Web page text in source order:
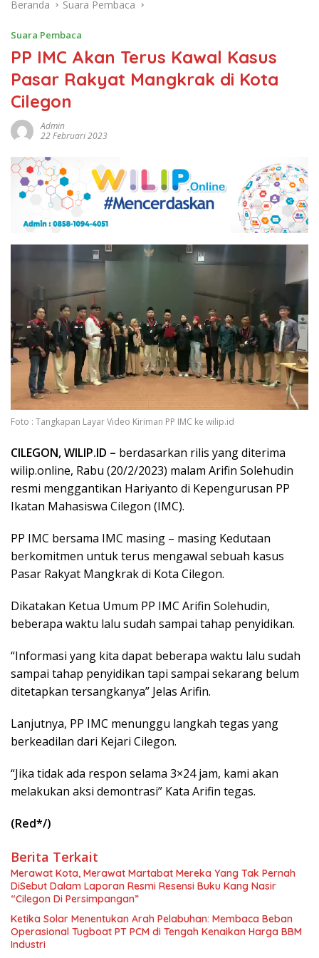
Beranda Suara Pembaca
Suara Pembaca
PP IMC Akan Terus Kawal Kasus
Pasar Rakyat Mangkrak di Kota
Cilegon
Admin
22 Februari 2023
Foto : Tangkapan Layar Video Kiriman PP IMC ke wilip.id
CILEGON, WILIP.ID – berdasarkan rilis yang diterima
wilip.online, Rabu (20/2/2023) malam Arifin Solehudin
resmi menggantikan Hariyanto di Kepengurusan PP
Ikatan Mahasiswa Cilegon (IMC).
PP IMC bersama IMC masing – masing Kedutaan
berkomitmen untuk terus mengawal sebuah kasus
Pasar Rakyat Mangkrak di Kota Cilegon.
Dikatakan Ketua Umum PP IMC Arifin Solehudin,
beberapa waktu lalu sudah sampai tahap penyidikan.
“Informasi yang kita dapat beberapa waktu lalu sudah
sampai tahap penyidikan tapi sampai sekarang belum
ditetapkan tersangkanya” Jelas Arifin.
Lanjutnya, PP IMC menunggu langkah tegas yang
berkeadilan dari Kejari Cilegon.
“Jika tidak ada respon selama 3×24 jam, kami akan
melakukan aksi demontrasi” Kata Arifin tegas.
(Red*/)
Berita Terkait
Merawat Kota, Merawat Martabat Mereka Yang Tak Pernah
DiSebut Dalam Laporan Resmi Resensi Buku Kang Nasir
“Cilegon Di Persimpangan”
Ketika Solar Menentukan Arah Pelabuhan: Membaca Beban
Operasional Tugboat PT PCM di Tengah Kenaikan Harga BBM
Industri